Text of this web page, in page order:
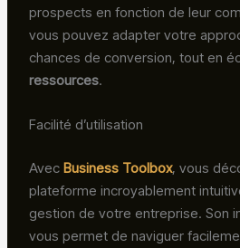
prospects en fonction de leur
vous pouvez adapter votre
chances de conversion, tout en
ressources.
Facilité d’utilisation
AvecBusiness Toolbox, vous
plateforme incroyablement
gestion de votre entreprise. Son
vous permet de naviguer